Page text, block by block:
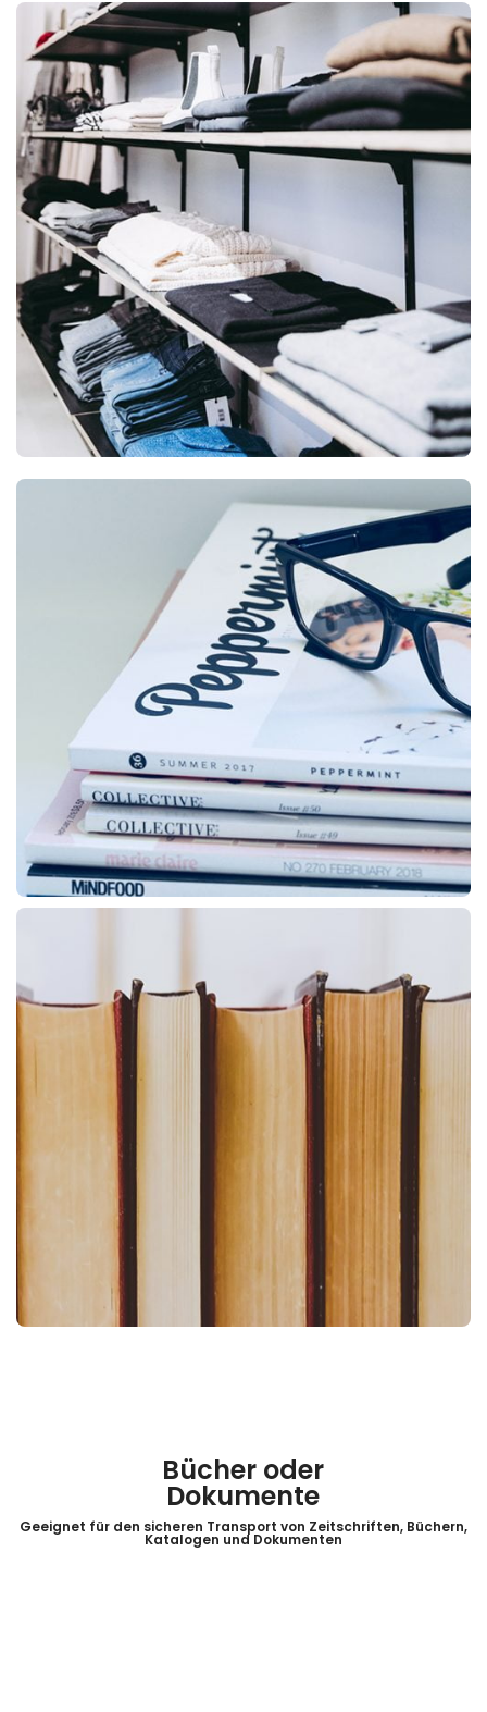
Bücher oder
Dokumente
Geeignet für den sicheren Transport von Zeitschriften, Büchern,
Katalogen und Dokumenten